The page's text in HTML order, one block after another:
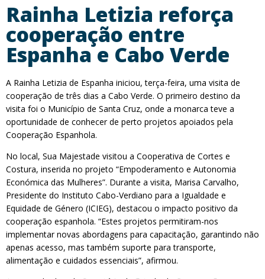
Rainha Letizia reforça
cooperação entre
Espanha e Cabo Verde
A Rainha Letizia de Espanha iniciou, terça-feira, uma visita de
cooperação de três dias a Cabo Verde. O primeiro destino da
visita foi o Município de Santa Cruz, onde a monarca teve a
oportunidade de conhecer de perto projetos apoiados pela
Cooperação Espanhola.
No local, Sua Majestade visitou a Cooperativa de Cortes e
Costura, inserida no projeto “Empoderamento e Autonomia
Económica das Mulheres”. Durante a visita, Marisa Carvalho,
Presidente do Instituto Cabo-Verdiano para a Igualdade e
Equidade de Género (ICIEG), destacou o impacto positivo da
cooperação espanhola. “Estes projetos permitiram-nos
implementar novas abordagens para capacitação, garantindo não
apenas acesso, mas também suporte para transporte,
alimentação e cuidados essenciais”, afirmou.